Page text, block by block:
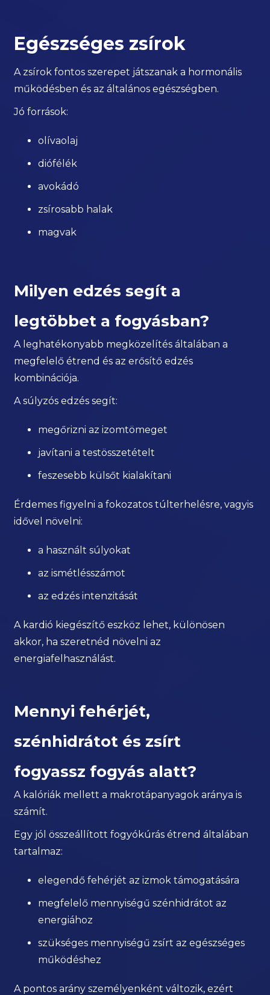
Egészséges zsírok
A zsírok fontos szerepet játszanak a hormonális
működésben és az általános egészségben.
Jó források:
olívaolaj
diófélék
avokádó
zsírosabb halak
magvak
Milyen edzés segít a
legtöbbet a fogyásban?
A leghatékonyabb megközelítés általában a
megfelelő étrend és az erősítő edzés
kombinációja.
A súlyzós edzés segít:
megőrizni az izomtömeget
javítani a testösszetételt
feszesebb külsőt kialakítani
Érdemes figyelni a fokozatos túlterhelésre, vagyis
idővel növelni:
a használt súlyokat
az ismétlésszámot
az edzés intenzitását
A kardió kiegészítő eszköz lehet, különösen
akkor, ha szeretnéd növelni az
energiafelhasználást.
Mennyi fehérjét,
szénhidrátot és zsírt
fogyassz fogyás alatt?
A kalóriák mellett a makrotápanyagok aránya is
számít.
Egy jól összeállított fogyókúrás étrend általában
tartalmaz:
elegendő fehérjét az izmok támogatására
megfelelő mennyiségű szénhidrátot az
energiához
szükséges mennyiségű zsírt az egészséges
működéshez
A pontos arány személyenként változik, ezért